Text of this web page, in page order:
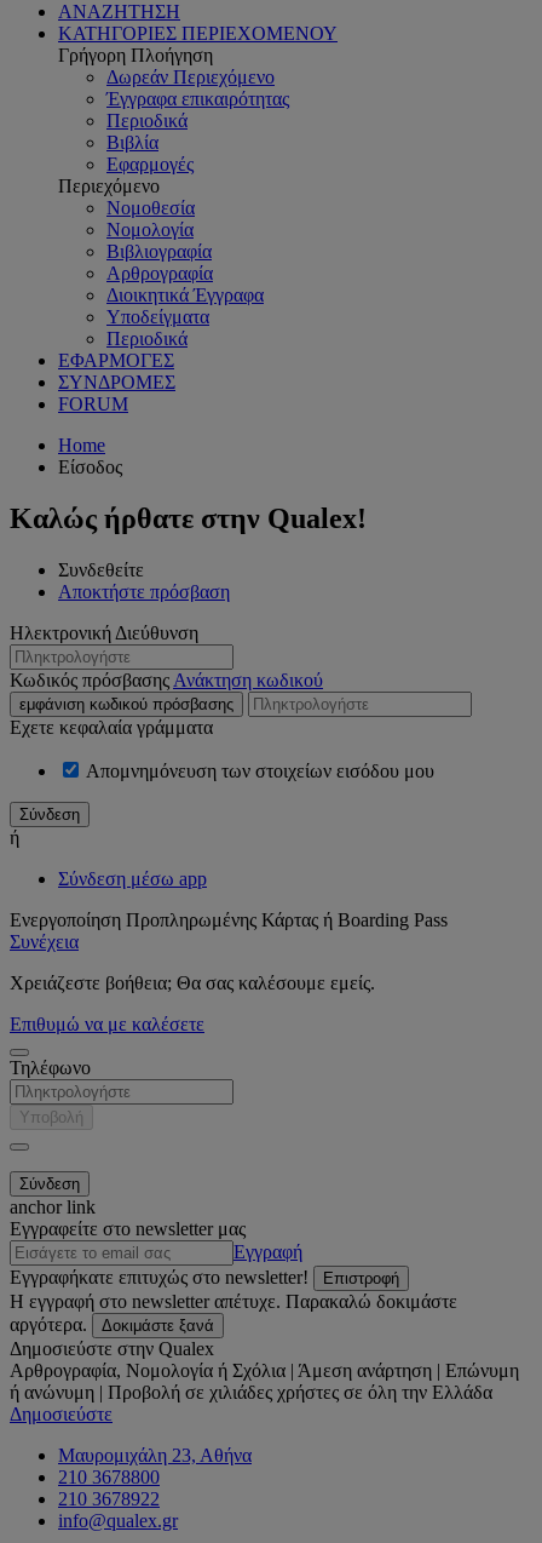
ΑΝΑΖΗΤΗΣΗ
ΚΑΤΗΓΟΡΙΕΣ ΠΕΡΙΕΧΟΜΕΝΟΥ
Γρήγορη Πλοήγηση
Δωρεάν Περιεχόμενο
Έγγραφα επικαιρότητας
Περιοδικά
Βιβλία
Εφαρμογές
Περιεχόμενο
Νομοθεσία
Νομολογία
Βιβλιογραφία
Αρθρογραφία
Διοικητικά Έγγραφα
Υποδείγματα
Περιοδικά
ΕΦΑΡΜΟΓΕΣ
ΣΥΝΔΡΟΜΕΣ
FORUM
Home
Είσοδος
Καλώς ήρθατε στην Qualex!
Συνδεθείτε
Αποκτήστε πρόσβαση
Ηλεκτρονική Διεύθυνση
Κωδικός πρόσβασης Ανάκτηση κωδικού
εμφάνιση κωδικού πρόσβασης
Εχετε κεφαλαία γράμματα
Απομνημόνευση των στοιχείων εισόδου μου
ή
Σύνδεση μέσω app
Ενεργοποίηση Προπληρωμένης Κάρτας ή Boarding Pass
Συνέχεια
Χρειάζεστε βοήθεια; Θα σας καλέσουμε εμείς.
Επιθυμώ να με καλέσετε
Τηλέφωνο
Υποβολή
anchor link
Εγγραφείτε στο newsletter μας
Εγγραφή
Εγγραφήκατε επιτυχώς στο newsletter!
Επιστροφή
Η εγγραφή στο newsletter απέτυχε. Παρακαλώ δοκιμάστε
αργότερα.
Δοκιμάστε ξανά
Δημοσιεύστε στην Qualex
Αρθρογραφία, Νομολογία ή Σχόλια | Άμεση ανάρτηση | Επώνυμη
ή ανώνυμη | Προβολή σε χιλιάδες χρήστες σε όλη την Ελλάδα
Δημοσιεύστε
Μαυρομιχάλη 23, Αθήνα
210 3678800
210 3678922
info@qualex.gr